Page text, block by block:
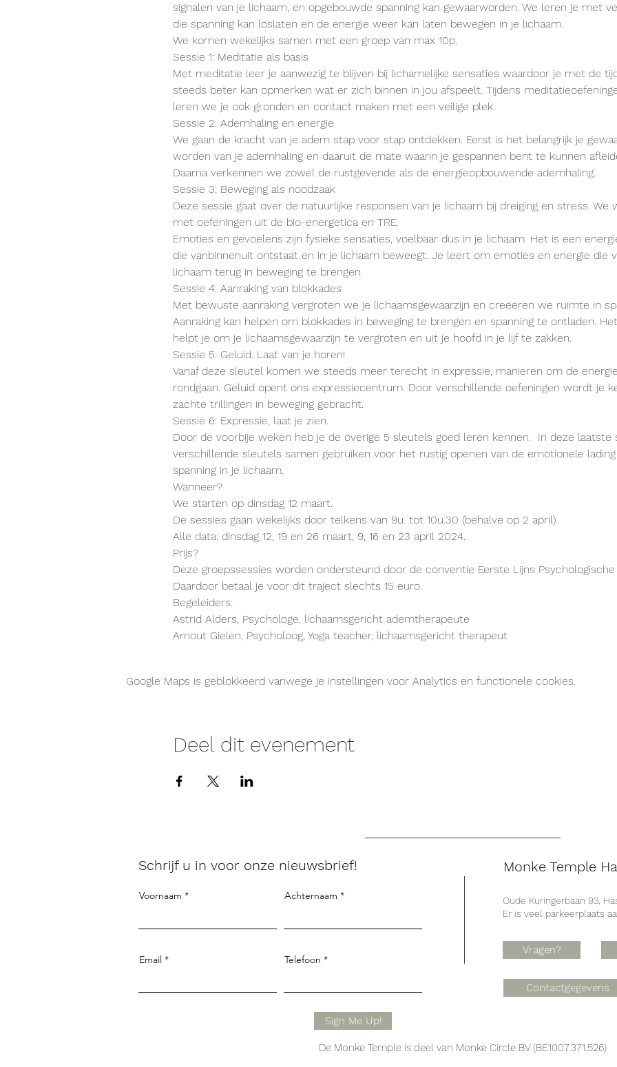
signalen van je lichaam, en opgebouwde spanning kan gewaarworden. We leren je met
die spanning kan loslaten en de energie weer kan laten bewegen in je lichaam.
We komen wekelijks samen met een groep van max 10p.
Sessie 1: Meditatie als basis
Met meditatie leer je aanwezig te blijven bij lichamelijke sensaties waardoor je met de
steeds beter kan opmerken wat er zich binnen in jou afspeelt. Tijdens
leren we je ook gronden en contact maken met een veilige plek.
Sessie 2: Ademhaling en energie
We gaan de kracht van je adem stap voor stap ontdekken. Eerst is het belangrijk je
worden van je ademhaling en daaruit de mate waarin je gespannen bent te kunnen
Daarna verkennen we zowel de rustgevende als de energieopbouwende ademhaling.
Sessie 3: Beweging als noodzaak
Deze sessie gaat over de natuurlijke responsen van je lichaam bij dreiging en stress. We
met oefeningen uit de bio-energetica en TRE.
Emoties en gevoelens zijn fysieke sensaties, voelbaar dus in je lichaam. Het is een
die vanbinnenuit ontstaat en in je lichaam beweegt. Je leert om emoties en energie die
lichaam terug in beweging te brengen.
Sessie 4: Aanraking van blokkades
Met bewuste aanraking vergroten we je lichaamsgewaarzijn en creëeren we ruimte in
Aanraking kan helpen om blokkades in beweging te brengen en spanning te ontladen. Het
helpt je om je lichaamsgewaarzijn te vergroten en uit je hoofd in je lijf te zakken.
Sessie 5: Geluid. Laat van je horen!
Vanaf deze sleutel komen we steeds meer terecht in expressie, manieren om de
rondgaan. Geluid opent ons expressiecentrum. Door verschillende oefeningen wordt je
zachte trillingen in beweging gebracht.
Sessie 6: Expressie, laat je zien.
Door de voorbije weken heb je de overige 5 sleutels goed leren kennen.  In deze
verschillende sleutels samen gebruiken voor het rustig openen van de emotionele
spanning in je lichaam.
Wanneer?
We starten op dinsdag 12 maart.
De sessies gaan wekelijks door telkens van 9u. tot 10u.30 (behalve op 2 april)
Alle data: dinsdag 12, 19 en 26 maart, 9, 16 en 23 april 2024.
Prijs?
Deze groepssessies worden ondersteund door de conventie Eerste Lijns Psychologische
Daardoor betaal je voor dit traject slechts 15 euro.
Begeleiders:
Astrid Alders, Psychologe, lichaamsgericht ademtherapeute
Arnout Gielen, Psycholoog, Yoga teacher, lichaamsgericht therapeut
Google Maps is geblokkeerd vanwege je instellingen voor Analytics en functionele cookies.
Deel dit evenement
Schrijf u in voor onze nieuwsbrief!
Voornaam Achternaam
Email Telefoon
Sign Me Up!
Monke Temple
Oude Kuringerbaan 93,
Er is veel parkeerplaats
Vragen?
Contactgegevens
De Monke Temple is deel van Monke Circle BV (BE1007.371.526)